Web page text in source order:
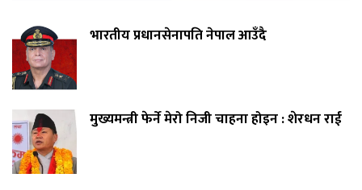
भारतीय प्रधानसेनापति नेपाल आउँदै
मुख्यमन्त्री फेर्ने मेरो निजी चाहना होइन : शेरधन राई